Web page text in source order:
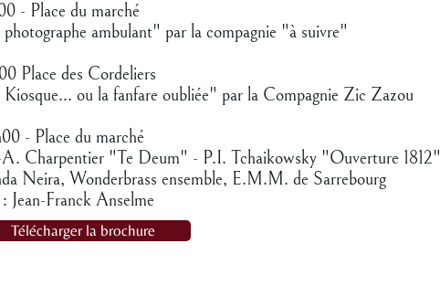
- Place du marché
ambulant" par la compagnie "à suivre"
Place des Cordeliers
ou la fanfare oubliée" par la Compagnie Zic Zazou
- Place du marché
Charpentier "Te Deum" - P.I. Tchaikowsky "Ouverture 1812"
Neira, Wonderbrass ensemble, E.M.M. de Sarrebourg
Jean-Franck Anselme
Télécharger la brochure